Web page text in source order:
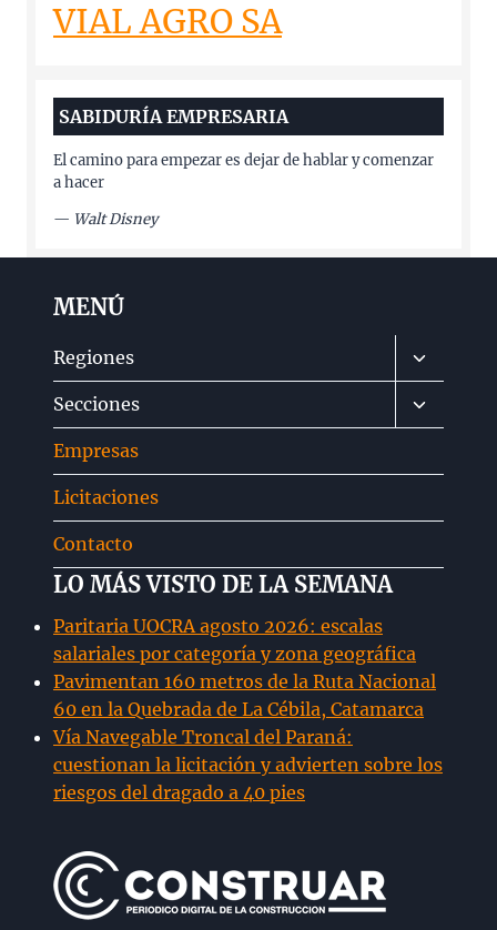
VIAL AGRO SA
SABIDURÍA EMPRESARIA
El camino para empezar es dejar de hablar y comenzar
a hacer
— Walt Disney
MENÚ
Regiones
Alternar
menú
hijo
Secciones
Alternar
menú
Empresas
Licitaciones
Contacto
LO MÁS VISTO DE LA SEMANA
Paritaria UOCRA agosto 2026: escalas
salariales por categoría y zona geográfica
Pavimentan 160 metros de la Ruta Nacional
60 en la Quebrada de La Cébila, Catamarca
Vía Navegable Troncal del Paraná:
cuestionan la licitación y advierten sobre los
riesgos del dragado a 40 pies